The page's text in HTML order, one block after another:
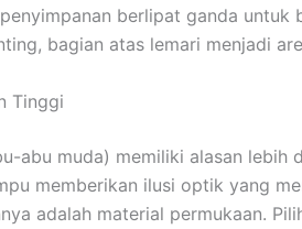
berlipat ganda untuk
bagian atas lemari menjadi
Tinggi
abu muda) memiliki alasan lebih
memberikan ilusi optik yang
adalah material permukaan.